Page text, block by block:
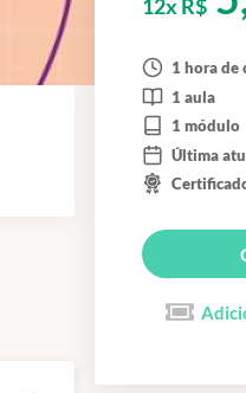
12x R$
1 hora de
1 aula
1 módulo
Última